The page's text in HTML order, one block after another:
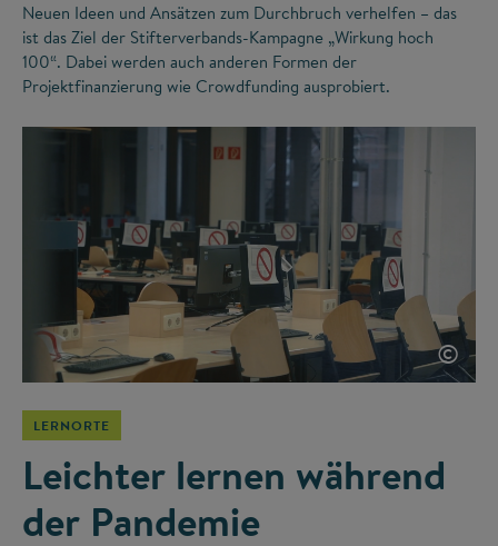
Neuen Ideen und Ansätzen zum Durchbruch verhelfen – das
ist das Ziel der Stifterverbands-Kampagne „Wirkung hoch
100“. Dabei werden auch anderen Formen der
Projektfinanzierung wie Crowdfunding ausprobiert.
©
LERNORTE
Leichter lernen während
der Pandemie